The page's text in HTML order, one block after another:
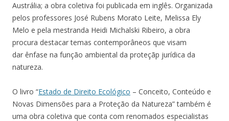
Austrália; a obra coletiva foi publicada em inglês. Organizada
pelos professores José Rubens Morato Leite, Melissa Ely
Melo e pela mestranda Heidi Michalski Ribeiro, a obra
procura destacar temas contemporâneos que visam
dar ênfase na função ambiental da proteçãp jurídica da
natureza.
O livro “Estado de Direito Ecológico – Conceito, Conteúdo e
Novas Dimensões para a Proteção da Natureza” também é
uma obra coletiva que conta com renomados especialistas